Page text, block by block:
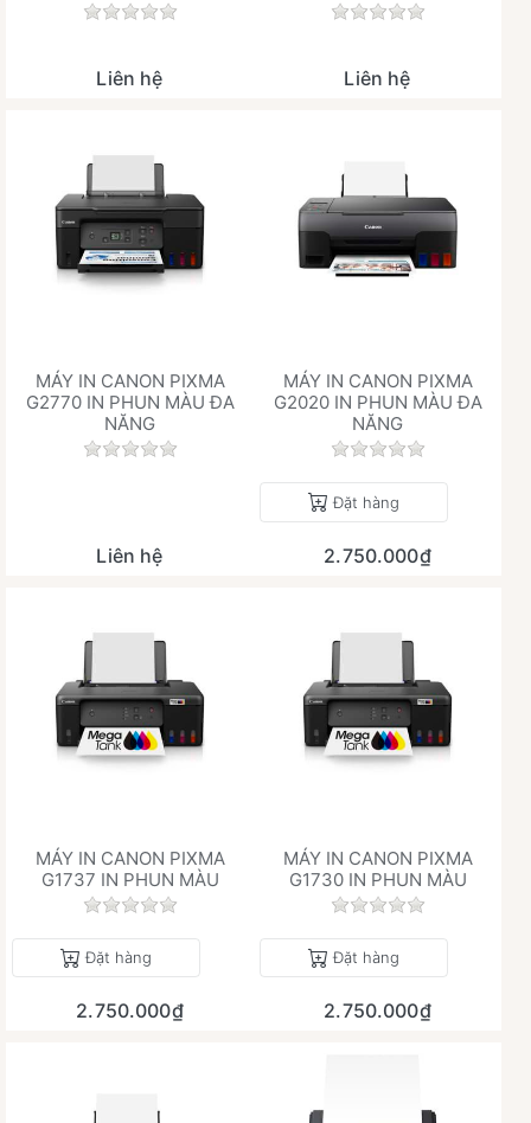
Chưa có đánh giá nào cho sản phẩm này.
Liên hệ
Chưa có đánh giá
Liên hệ
MÁY IN CANON PIXMA
G2770 IN PHUN MÀU ĐA
NĂNG
Chưa có đánh giá nào cho sản phẩm này.
Liên hệ
MÁY IN CANON PIXMA
G2020 IN PHUN MÀU ĐA
NĂNG
Chưa có đánh giá
Đặt hàng
2.750.000₫
MÁY IN CANON PIXMA
G1737 IN PHUN MÀU
Chưa có đánh giá nào cho sản phẩm này.
Đặt hàng
2.750.000₫
MÁY IN CANON PIXMA
G1730 IN PHUN MÀU
Chưa có đánh giá
Đặt hàng
2.750.000₫